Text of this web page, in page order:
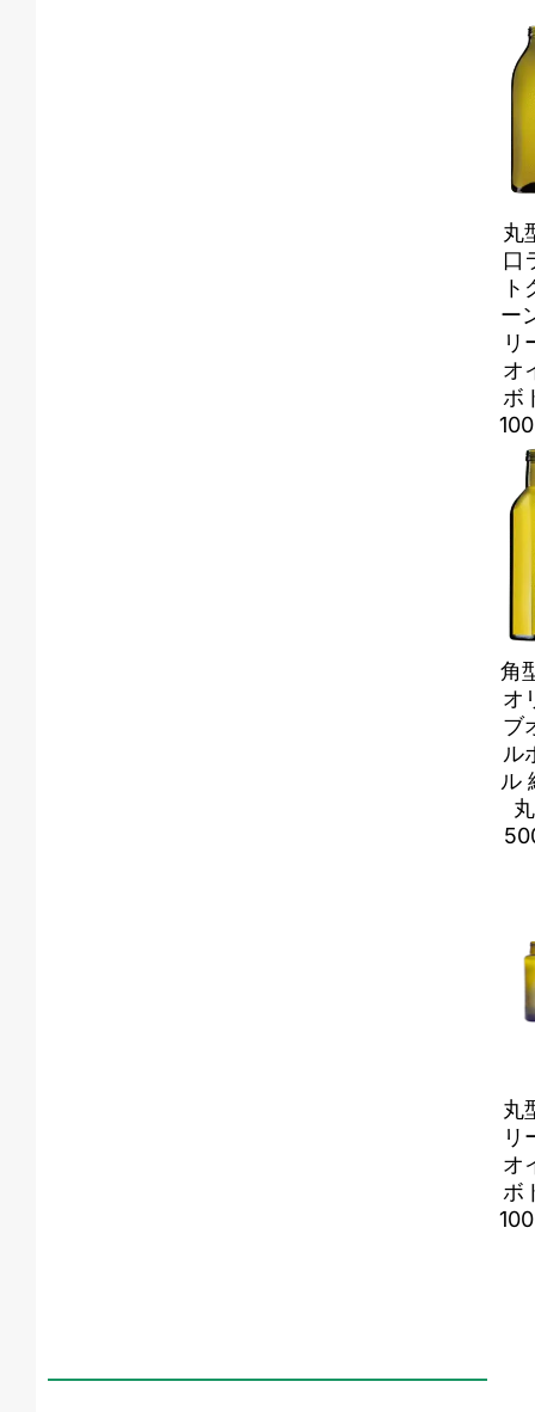
丸
口
ト
ー
リ
オ
ボ
角
オ
ブ
ル
ル
丸
リ
オ
ボ